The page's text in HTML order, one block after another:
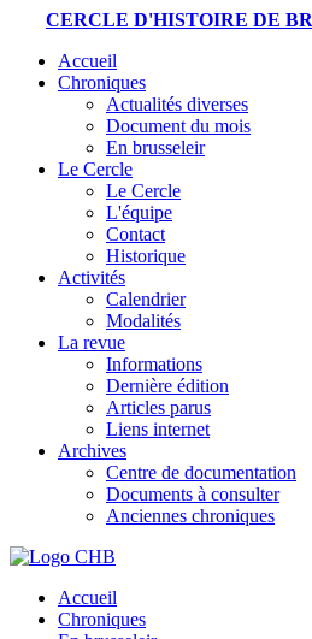
CERCLE D'HISTOIRE DE
Accueil
Chroniques
Actualités diverses
Document du mois
En brusseleir
Le Cercle
Le Cercle
L'équipe
Contact
Historique
Activités
Calendrier
Modalités
La revue
Informations
Dernière édition
Articles parus
Liens internet
Archives
Centre de documentation
Documents à consulter
Anciennes chroniques
Accueil
Chroniques